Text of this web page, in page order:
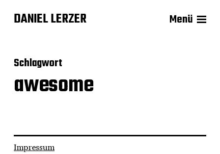
DANIEL LERZER Menü
Schlagwort
awesome
Impressum